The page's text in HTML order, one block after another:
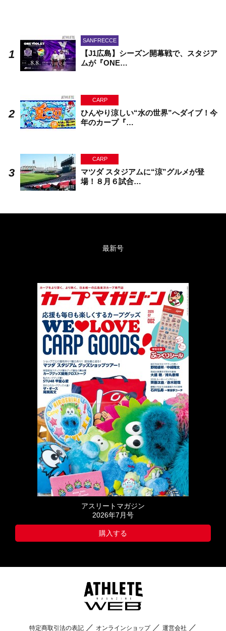
SANFRECCE
【J1広島】シーズン開幕戦で、スタジア
ムが『ONE…
CARP
ひんやり涼しい“水の世界”へダイブ！今
年のカープ『…
CARP
マツダ スタジアムに“涼”グルメが登
場！８月６試合…
最新号
アスリートマガジン
2026年7月号
購入する
特定商取引法の表記 オンラインショップ 運営会社